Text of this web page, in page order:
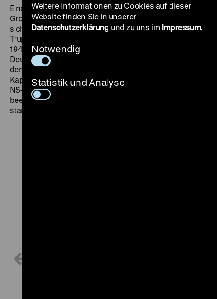
Eine Kriegskoalition, die von der Sowjetunion,
Großbritannien und den USA geführt wurde, stellte
sich den deutschen Angriffskriegen entgegen. Diese
Truppen schlugen nach der Landung in der Normandie
1944 die Wehrmacht zurück und drangen nach
Deutschland vor. Die Rote Armee startete im April 1945
den Angriff auf Berlin. Mit der bedingungslosen
Kapitulation Deutschlands am 8. Mai 1945 waren die
NS-Herrschaft und der Zweite Weltkrieg in Europa
beendet, bei dem über 50 Millionen Menschen
starben.
Weitere Informationen zu Cookies auf dieser
Website finden Sie in unserer
Datenschutzerklärung und zu uns im Impressum.
Notwendig
Statistik und Analyse